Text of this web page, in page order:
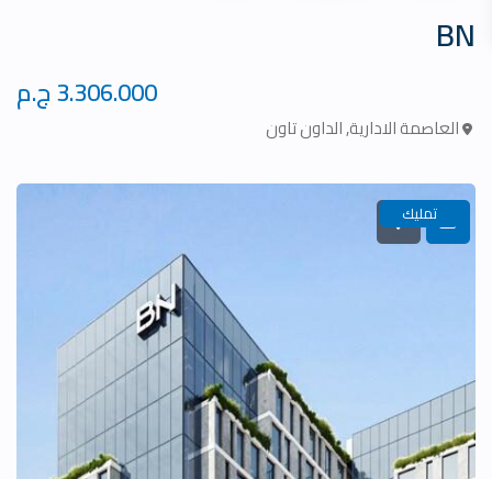
BN
العاصمة الادارية,الداون تاون
تمليك